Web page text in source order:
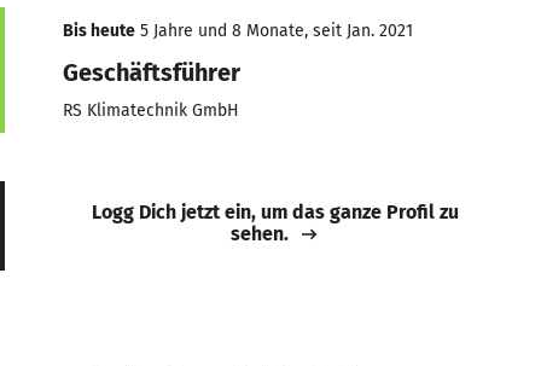
Bis heute 5 Jahre und 8 Monate, seit Jan. 2021
Geschäftsführer
RS Klimatechnik GmbH
Logg Dich jetzt ein, um das ganze Profil zu
sehen.